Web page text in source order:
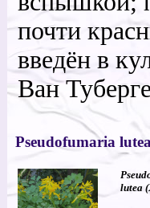
почти
введён в
Ван
Pseudofumaria
lutea